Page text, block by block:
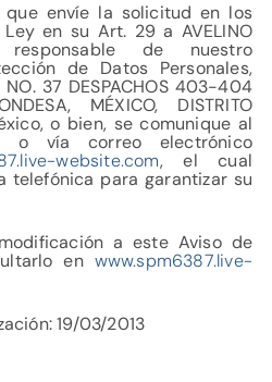
que envíe la solicitud en los
en su Art. 29 a AVELINO
responsable de nuestro
de Datos Personales,
37 DESPACHOS 403-404
MÉXICO, DISTRITO
o bien, se comunique al
o vía correo electrónico
website.com, el cual
telefónica para garantizar su
a este Aviso de
en www.spm6387.live-
19/03/2013